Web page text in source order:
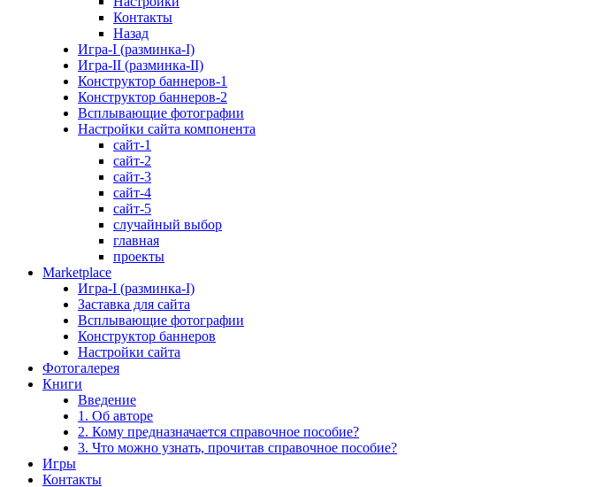
Контакты
Назад
Игра-I (разминка-I)
Игра-II (разминка-II)
Конструктор баннеров-1
Конструктор баннеров-2
Всплывающие фотографии
Настройки сайта компонента
сайт-1
сайт-2
сайт-3
сайт-4
сайт-5
случайный выбор
главная
проекты
Marketplace
Игра-I (разминка-I)
Заставка для сайта
Всплывающие фотографии
Конструктор баннеров
Настройки сайта
Фотогалерея
Книги
Введение
1. Об авторе
2. Кому предназначается справочное пособие?
3. Что можно узнать, прочитав справочное пособие?
Игры
Контакты